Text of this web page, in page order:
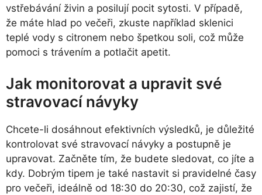
vstřebávání živin a posilují pocit sytosti. V případě,
že máte hlad po večeři, zkuste například sklenici
teplé vody s citronem nebo špetkou soli, což může
pomoci s trávením a potlačit apetit.
Jak monitorovat a upravit své
stravovací návyky
Chcete-li dosáhnout efektivních výsledků, je důležité
kontrolovat své stravovací návyky a postupně je
upravovat. Začněte tím, že budete sledovat, co jíte a
kdy. Dobrým tipem je také nastavit si pravidelné časy
pro večeři, ideálně od 18:30 do 20:30, což zajistí, že